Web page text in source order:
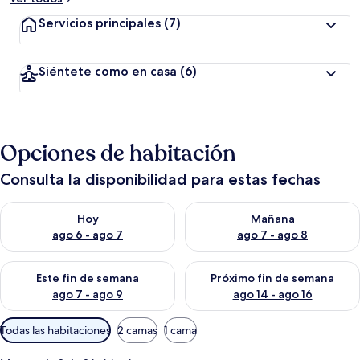
Servicios principales (7)
Siéntete como en casa (6)
Opciones de habitación
Consulta la disponibilidad para estas fechas
Hoy
ago 6 - ago 7
Consulta la disponibilidad para hoy ago 6 - ago 7
Mañana
ago 7 - ago 8
Consulta la disponibilidad
Este fin de semana
ago 7 - ago 9
Consulta la disponibilidad para este fin de semana ago 7 -
Próximo fin de semana
ago 14 - ago 16
Consulta la disponibilidad
Filtros
disponibles
Todas las habitaciones 2 camas 1 cama